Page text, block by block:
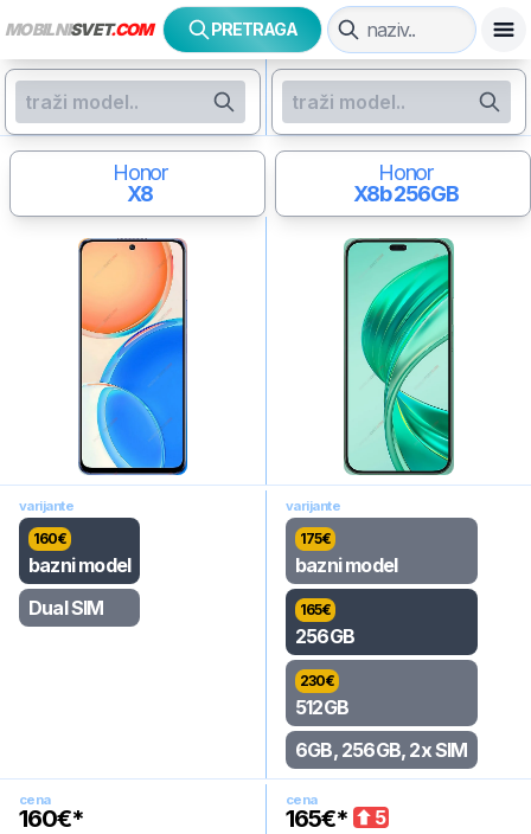
MOBILNISVET.COM PRETRAGA
Honor
X8
Honor
X8b256GB
varijante
160€
bazni model
Dual SIM
varijante
175€
bazni model
165€
256GB
230€
512GB
6GB, 256GB, 2x SIM
cena
160€*
cena
165€* 5